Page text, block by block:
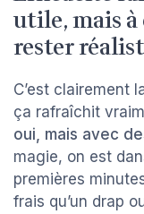
utile, mais
rester
C’est clairement
ça rafraîchit
oui, mais avec
magie, on est
premières
frais qu’un drap